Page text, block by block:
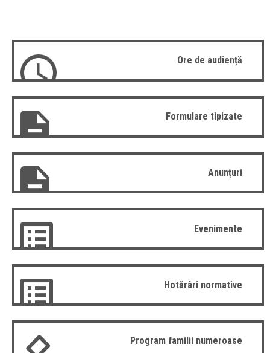
Ore de audiență
Formulare tipizate
Anunțuri
Evenimente
Hotărâri normative
Program familii numeroase